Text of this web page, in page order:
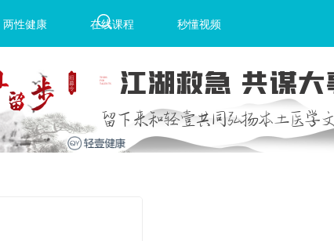
两性健康 在线课程 秒懂视频